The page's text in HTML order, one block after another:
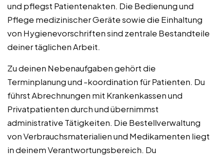
und pflegst Patientenakten. Die Bedienung und
Pflege medizinischer Geräte sowie die Einhaltung
von Hygienevorschriften sind zentrale Bestandteile
deiner täglichen Arbeit.
Zu deinen Nebenaufgaben gehört die
Terminplanung und -koordination für Patienten. Du
führst Abrechnungen mit Krankenkassen und
Privatpatienten durch und übernimmst
administrative Tätigkeiten. Die Bestellverwaltung
von Verbrauchsmaterialien und Medikamenten liegt
in deinem Verantwortungsbereich. Du